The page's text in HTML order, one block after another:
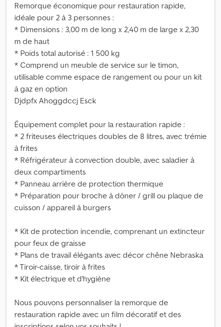
Remorque économique pour restauration rapide,
idéale pour 2 à 3 personnes :
* Dimensions : 3,00 m de long x 2,40 m de large x 2,30
m de haut
* Poids total autorisé : 1 500 kg
* Comprend un meuble de service sur le timon,
utilisable comme espace de rangement ou pour un kit
à gaz en option
Djdpfx Ahoggdccj Esck
Équipement complet pour la restauration rapide :
* 2 friteuses électriques doubles de 8 litres, avec trémie
à frites
* Réfrigérateur à convection double, avec saladier à
deux compartiments
* Panneau arrière de protection thermique
* Préparation pour broche à döner / grill ou plaque de
cuisson / appareil à burgers
* Kit de protection incendie, comprenant un extincteur
pour feux de graisse
* Plans de travail élégants avec décor chêne Nebraska
* Tiroir-caisse, tiroir à frites
* Kit électrique et d'hygiène
Nous pouvons personnaliser la remorque de
restauration rapide avec un film décoratif et des